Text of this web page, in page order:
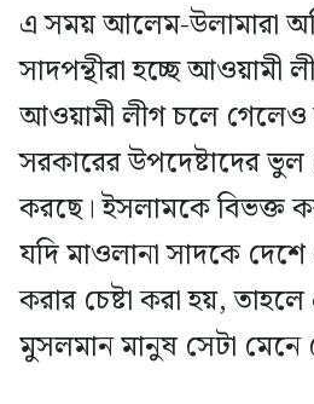
এ সময় আলেম-উলামারা
সাদপন্থীরা হচ্ছে আওয়ামী
আওয়ামী লীগ চলে গেলেও
সরকারের উপদেষ্টাদের ভুল
করছে। ইসলামকে বিভক্ত
যদি মাওলানা সাদকে
করার চেষ্টা করা হয়,
মুসলমান মানুষ সেটা মেনে